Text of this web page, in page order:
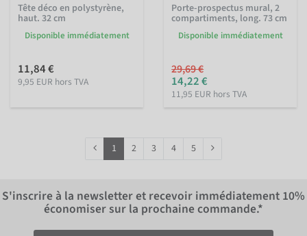
Tête déco en polystyrène,
haut. 32 cm
Disponible immédiatement
11,84 €
9,95 EUR hors TVA
Porte-prospectus mural, 2
compartiments, long. 73 cm
Disponible immédiatement
29,69 €
14,22 €
11,95 EUR hors TVA
1 2 3 4 5
S'inscrire à la newsletter et recevoir immédiatement 10%
économiser sur la prochaine commande.*